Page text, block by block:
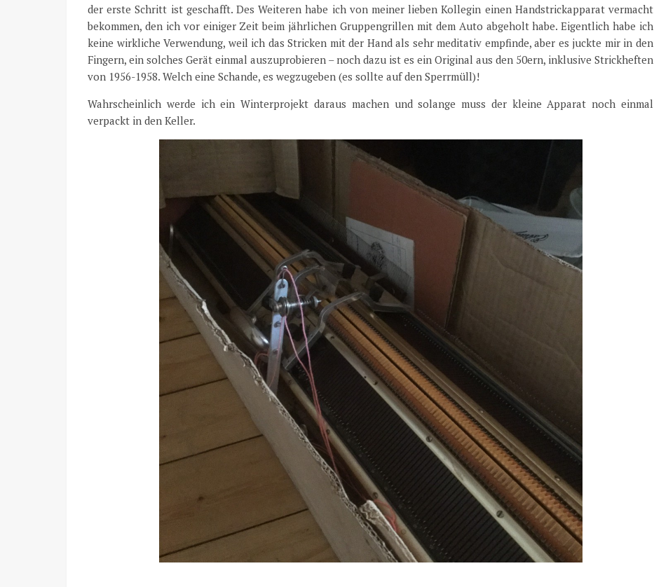
der erste Schritt ist geschafft. Des Weiteren habe ich von meiner lieben Kollegin einen Handstrickapparat vermacht
bekommen, den ich vor einiger Zeit beim jährlichen Gruppengrillen mit dem Auto abgeholt habe. Eigentlich habe ich
keine wirkliche Verwendung, weil ich das Stricken mit der Hand als sehr meditativ empfinde, aber es juckte mir in den
Fingern, ein solches Gerät einmal auszuprobieren – noch dazu ist es ein Original aus den 50ern, inklusive Strickheften
von 1956-1958. Welch eine Schande, es wegzugeben (es sollte auf den Sperrmüll)!
Wahrscheinlich werde ich ein Winterprojekt daraus machen und solange muss der kleine Apparat noch einmal
verpackt in den Keller.